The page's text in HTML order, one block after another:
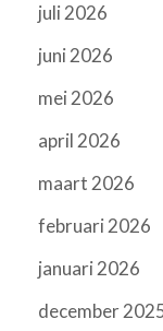
juli 2026
juni 2026
mei 2026
april 2026
maart 2026
februari 2026
januari 2026
december